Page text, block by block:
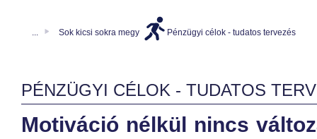
... Sok kicsi sokra megy Pénzügyi célok - tudatos tervezés
PÉNZÜGYI CÉLOK - TUDATOS
Motiváció nélkül nincs